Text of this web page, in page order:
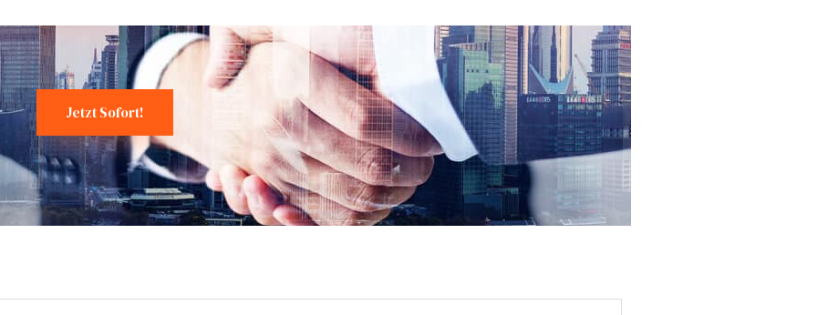
Jetzt Sofort!